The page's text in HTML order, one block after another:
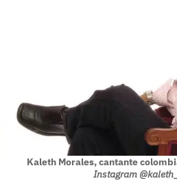
Kaleth Morales, cantante
Instagram